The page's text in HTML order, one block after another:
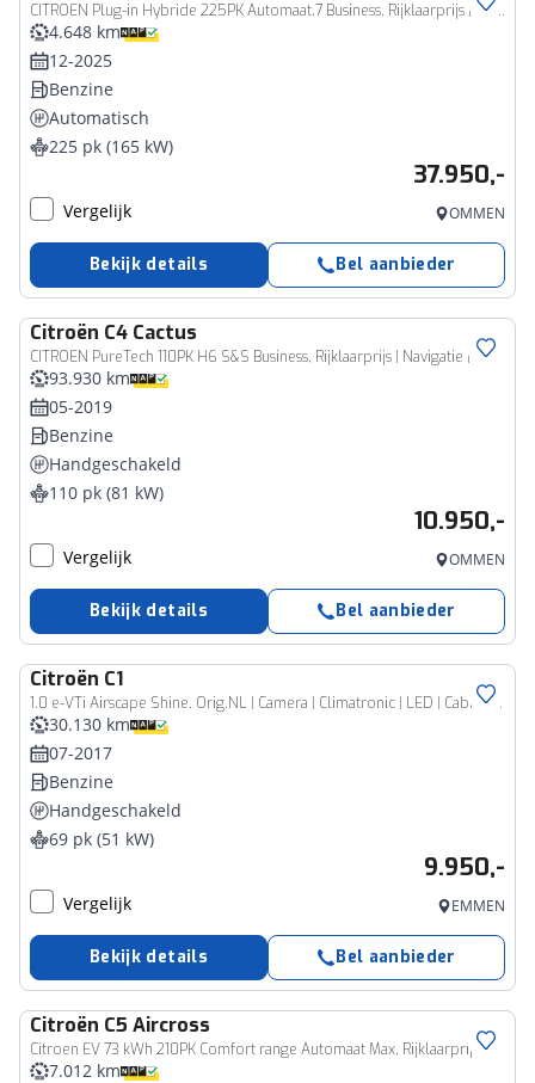
CITROEN Plug-in Hybride 225PK Automaat.7 Business, Rijklaarprijs | Adaptieve Cruise | 360 Camera | El. kofferklep
4.648 km
12-2025
Benzine
Automatisch
225 pk (165 kW)
37.950,-
Vergelijk OMMEN
Bekijk details Bel aanbieder
Citroën C4 Cactus
CITROEN PureTech 110PK H6 S&S Business, Rijklaarprijs | Navigatie | Trekhaak | Parkeersensoren | Lichtmetalen wielen 17 inch
93.930 km
05-2019
Benzine
Handgeschakeld
110 pk (81 kW)
10.950,-
Vergelijk OMMEN
Bekijk details Bel aanbieder
Citroën C1
1.0 e-VTi Airscape Shine, Orig.NL | Camera | Climatronic | LED | Cabrio - RIJKLAAR + BOVAG GARANTIE
30.130 km
07-2017
Benzine
Handgeschakeld
69 pk (51 kW)
9.950,-
Vergelijk EMMEN
Bekijk details Bel aanbieder
Citroën C5 Aircross
Citroen EV 73 kWh 210PK Comfort range Automaat Max, Rijklaarprijs | Panoramadak | Leder | Stoelventilatie | 360 Camera
7.012 km